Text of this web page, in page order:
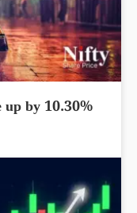
up by 10.30%